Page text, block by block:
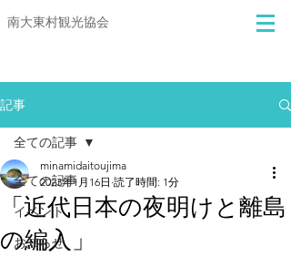
​​南大東村観光協会
記事
全ての記事
イベント
お知らせ
全ての記事
「近代日本の夜明けと離島
の編入」
minamidaitoujima
2023年1月16日 読了時間: 1分